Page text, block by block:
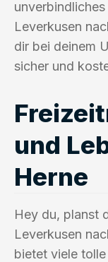
Leverkusen
dir bei deinem
sicher und
und
Herne
Hey du, planst
Leverkusen
bietet viele